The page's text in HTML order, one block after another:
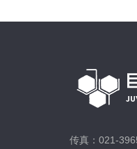
传真：021-